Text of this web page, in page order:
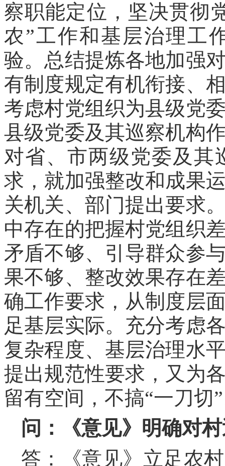
察职能定位，坚决贯彻
农”工作和基层治理工
验。总结提炼各地加强
有制度规定有机衔接、
考虑村党组织为县级党
县级党委及其巡察机构
对省、市两级党委及其
求，就加强整改和成果
关机关、部门提出要求
中存在的把握村党组织
矛盾不够、引导群众参
果不够、整改效果存在
确工作要求，从制度层
足基层实际。充分考虑
复杂程度、基层治理水
提出规范性要求，又为
留有空间，不搞“一刀切
问：《意见》明确对
答：《意见》立足农